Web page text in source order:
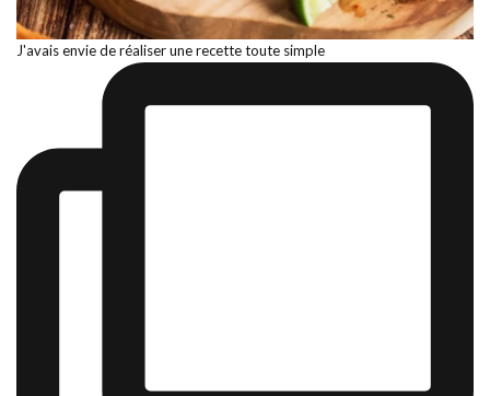
J'avais envie de réaliser une recette toute simple